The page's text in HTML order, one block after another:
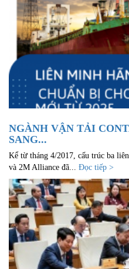
NGÀNH VẬN TẢI
SANG...
Kể từ tháng 4/2017, cấu trúc ba
và 2M Alliance đã... Đọc tiếp >